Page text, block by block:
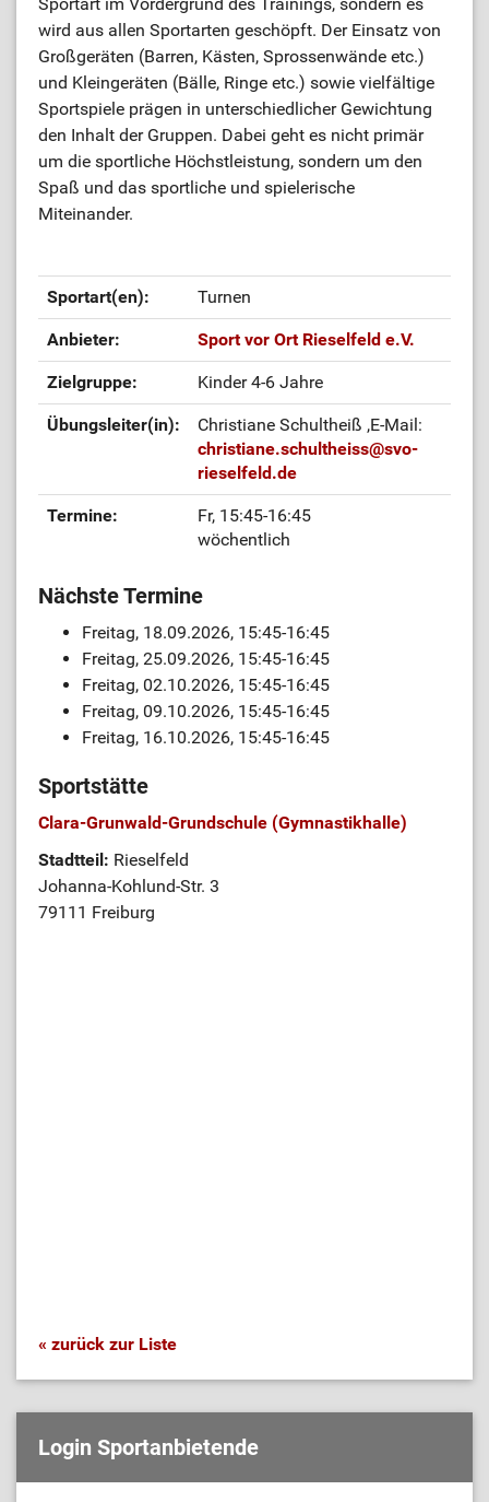
wird aus allen Sportarten geschöpft. Der Einsatz von
Großgeräten (Barren, Kästen, Sprossenwände etc.)
und Kleingeräten (Bälle, Ringe etc.) sowie vielfältige
Sportspiele prägen in unterschiedlicher Gewichtung
den Inhalt der Gruppen. Dabei geht es nicht primär
um die sportliche Höchstleistung, sondern um den
Spaß und das sportliche und spielerische
Miteinander.
Sportart(en): Turnen
Anbieter: Sport vor Ort Rieselfeld e.V.
Zielgruppe: Kinder 4-6 Jahre
Übungsleiter(in): Christiane Schultheiß ,E-Mail:
christiane.schultheiss@svo-
rieselfeld.de
Termine:
Fr, 15:45-16:45
wöchentlich
Nächste Termine
Freitag, 18.09.2026, 15:45-16:45
Freitag, 25.09.2026, 15:45-16:45
Freitag, 02.10.2026, 15:45-16:45
Freitag, 09.10.2026, 15:45-16:45
Freitag, 16.10.2026, 15:45-16:45
Sportstätte
Clara-Grunwald-Grundschule (Gymnastikhalle)
Stadtteil: Rieselfeld
Johanna-Kohlund-Str. 3
79111 Freiburg
« zurück zur Liste
Login Sportanbietende